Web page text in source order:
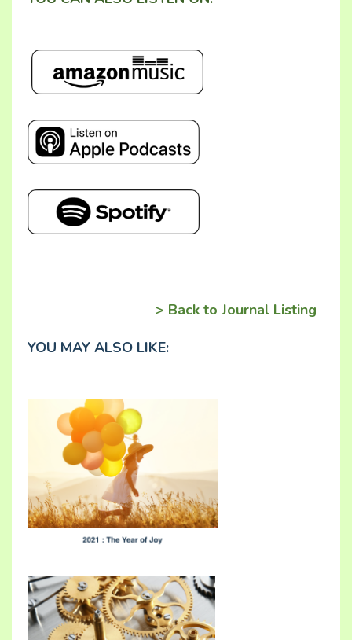
> Back to Journal Listing
YOU MAY ALSO LIKE: